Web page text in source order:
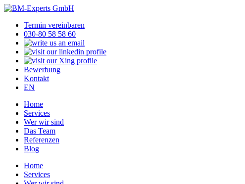
Termin vereinbaren
030-80 58 58 60
Bewerbung
Kontakt
EN
Home
Services
Wer wir sind
Das Team
Referenzen
Blog
Home
Services